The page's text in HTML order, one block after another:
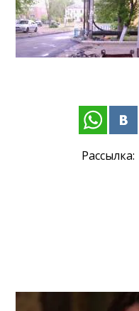
Рассылка: